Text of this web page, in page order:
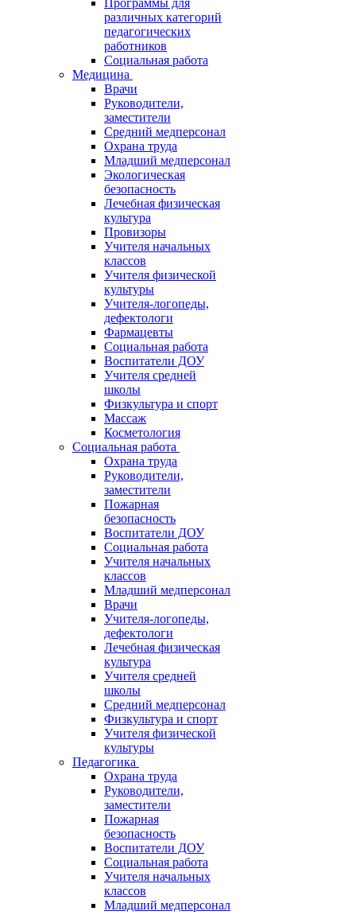
Программы для
различных категорий
педагогических
работников
Социальная работа
Медицина
Врачи
Руководители,
заместители
Средний медперсонал
Охрана труда
Младший медперсонал
Экологическая
безопасность
Лечебная физическая
культура
Провизоры
Учителя начальных
классов
Учителя физической
культуры
Учителя-логопеды,
дефектологи
Фармацевты
Социальная работа
Воспитатели ДОУ
Учителя средней
школы
Физкультура и спорт
Массаж
Косметология
Социальная работа
Охрана труда
Руководители,
заместители
Пожарная
безопасность
Воспитатели ДОУ
Социальная работа
Учителя начальных
классов
Младший медперсонал
Врачи
Учителя-логопеды,
дефектологи
Лечебная физическая
культура
Учителя средней
школы
Средний медперсонал
Физкультура и спорт
Учителя физической
культуры
Педагогика
Охрана труда
Руководители,
заместители
Пожарная
безопасность
Воспитатели ДОУ
Социальная работа
Учителя начальных
классов
Младший медперсонал